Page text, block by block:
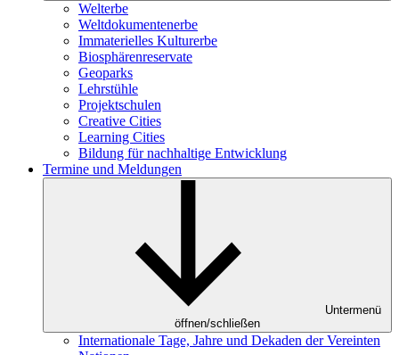
Welterbe
Weltdokumentenerbe
Immaterielles Kulturerbe
Biosphärenreservate
Geoparks
Lehrstühle
Projektschulen
Creative Cities
Learning Cities
Bildung für nachhaltige Entwicklung
Termine und Meldungen
Untermenü
öffnen/schließen
Internationale Tage, Jahre und Dekaden der Vereinten